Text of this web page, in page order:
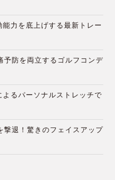
力を底上げする最新トレー
予防を両立するゴルフコンデ
るパーソナルストレッチで
撃退！驚きのフェイスアップ